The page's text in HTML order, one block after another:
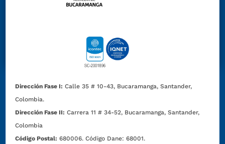
Dirección Fase I: Calle 35 # 10-43, Bucaramanga, Santander,
Colombia.
Dirección Fase II: Carrera 11 # 34-52, Bucaramanga, Santander,
Colombia
Código Postal: 680006. Código Dane: 68001.